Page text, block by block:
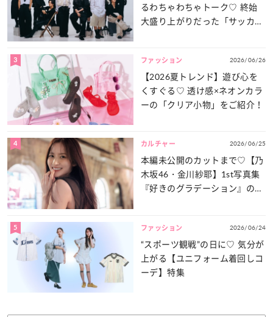
るわちゃわちゃトーク♡ 終始
大盛り上がりだった「サッカー
3 ファッション 2026/06/26
【2026夏トレンド】遊び心を
くすぐる♡ 透け感×ネオンカラ
ーの「クリア小物」をご紹介！
4 カルチャー 2026/06/25
本編未公開のカットまで♡【乃
木坂46・金川紗耶】1st写真集
『好きのグラデーション』の魅
5 ファッション 2026/06/24
“スポーツ観戦”の日に♡ 気分が
上がる【ユニフォーム着回しコ
ーデ】特集